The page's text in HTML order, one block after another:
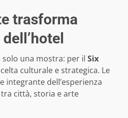
trasforma
solo una mostra: per il Six
culturale e strategica. Le
integrante dell’esperienza
città, storia e arte